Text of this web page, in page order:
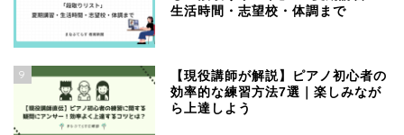
生活時間・志望校・体調まで
9
【現役講師が解説】ピアノ初心者の
効率的な練習方法7選｜楽しみなが
ら上達しよう